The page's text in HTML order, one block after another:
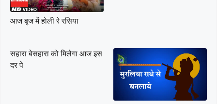
आज बृज में होली रे रसिया
सहारा बेसहारा को मिलेगा आज इस
दर पे